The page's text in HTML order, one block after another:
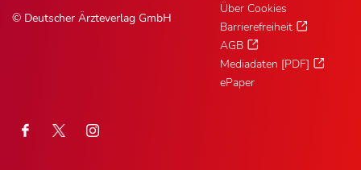
© Deutscher Ärzteverlag GmbH
Über Cookies
Barrierefreiheit
AGB
Mediadaten [PDF]
ePaper